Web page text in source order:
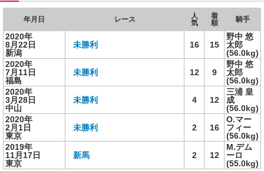
年月日 レース
人
気
着
順
騎手
2020年
8月22日
新潟
未勝利 16 15
野中 悠
太郎
(56.0kg)
2020年
7月11日
福島
未勝利 12 9
野中 悠
太郎
(56.0kg)
2020年
3月28日
中山
未勝利 4 12
三浦 皇
成
(56.0kg)
2020年
2月1日
東京
未勝利 2 16
O.マー
フィー
(56.0kg)
2019年
11月17日
東京
新馬 2 12
M.デム
ーロ
(55.0kg)